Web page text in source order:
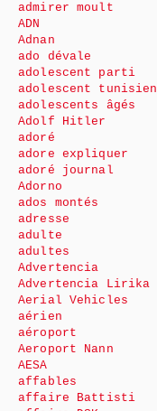
admirer moult
ADN
Adnan
ado dévale
adolescent parti
adolescent tunisien
adolescents âgés
Adolf Hitler
adoré
adore expliquer
adoré journal
Adorno
ados montés
adresse
adulte
adultes
Advertencia
Advertencia Lirika
Aerial Vehicles
aérien
aéroport
Aeroport Nann
AESA
affables
affaire Battisti